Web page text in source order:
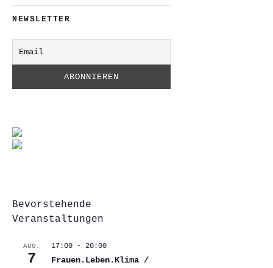
NEWSLETTER
Bevorstehende
Veranstaltungen
AUG.
7
17:00 - 20:00
Frauen.Leben.Klima /